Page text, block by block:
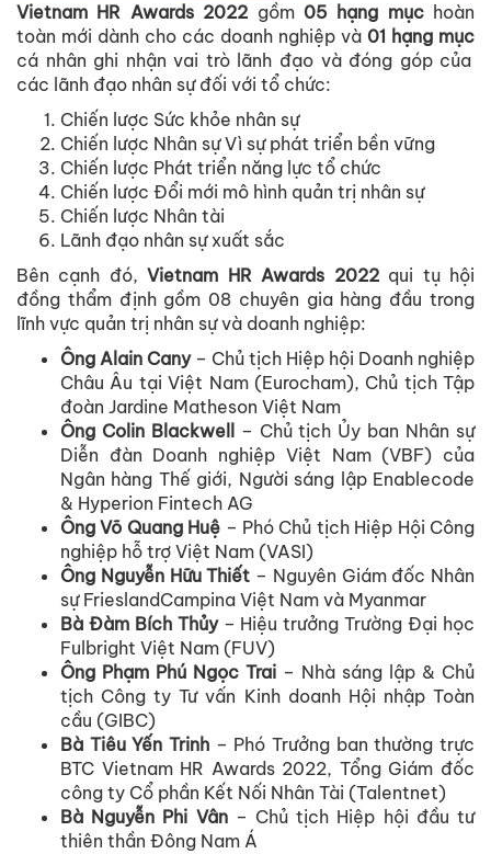
Vietnam HR Awards 2022 gồm 05 hạng mụchoàn
toàn mới dành cho các doanh nghiệp và 01 hạng mục
cá nhân ghi nhận vai trò lãnh đạo và đóng góp của
các lãnh đạo nhân sự đối với tổ chức:
Chiến lược Sức khỏe nhân sự
Chiến lược Nhân sự Vì sự phát triển bền vững
Chiến lược Phát triển năng lực tổ chức
Chiến lược Đổi mới mô hình quản trị nhân sự
Chiến lược Nhân tài
Lãnh đạo nhân sự xuất sắc
Bên cạnh đó,Vietnam HR Awards 2022qui tụ hội
đồng thẩm định gồm 08 chuyên gia hàng đầu trong
lĩnh vực quản trị nhân sự và doanh nghiệp:
Ông Alain Cany– Chủ tịch Hiệp hội Doanh nghiệp
Châu Âu tại Việt Nam (Eurocham), Chủ tịch Tập
đoàn Jardine Matheson Việt Nam
Ông Colin Blackwell
– Chủ tịch Ủy ban Nhân sự
Diễn đàn Doanh nghiệp Việt Nam (VBF) của
Ngân hàng Thế giới, Người sáng lập Enablecode
& Hyperion Fintech AG
Ông Võ Quang Huệ – Phó Chủ tịch Hiệp Hội Công
nghiệp hỗ trợ Việt Nam (VASI)
Ông Nguyễn Hữu Thiết – Nguyên Giám đốc Nhân
sự FrieslandCampina Việt Nam và Myanmar
Bà Đàm Bích Thủy– Hiệu trưởng Trường Đại học
Fulbright Việt Nam (FUV)
Ông Phạm Phú Ngọc Trai – Nhà sáng lập & Chủ
tịch Công ty Tư vấn Kinh doanh Hội nhập Toàn
cầu (GIBC)
Bà Tiêu Yến Trinh – Phó Trưởng ban thường trực
BTC Vietnam HR Awards 2022, Tổng Giám đốc
công ty Cổ phần Kết Nối Nhân Tài (Talentnet)
Bà Nguyễn Phi Vân– Chủ tịch Hiệp hội đầu tư
thiên thần Đông Nam Á